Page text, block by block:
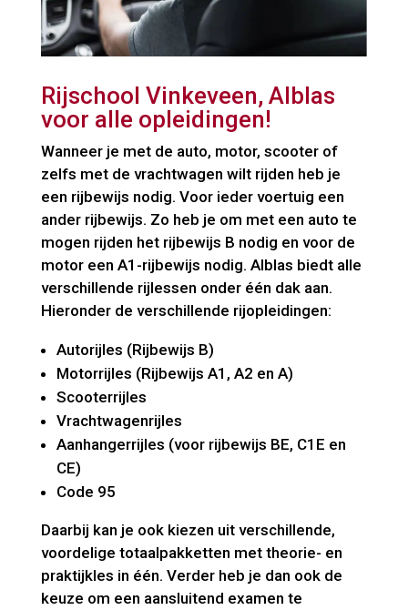
Rijschool Vinkeveen, Alblas
voor alle opleidingen!
Wanneer je met de auto, motor, scooter of
zelfs met de vrachtwagen wilt rijden heb je
een rijbewijs nodig. Voor ieder voertuig een
ander rijbewijs. Zo heb je om met een auto te
mogen rijden het rijbewijs B nodig en voor de
motor een A1-rijbewijs nodig. Alblas biedt alle
verschillende rijlessen onder één dak aan.
Hieronder de verschillende rijopleidingen:
Autorijles (Rijbewijs B)
Motorrijles (Rijbewijs A1, A2 en A)
Scooterrijles
Vrachtwagenrijles
Aanhangerrijles (voor rijbewijs BE, C1E en
CE)
Code 95
Daarbij kan je ook kiezen uit verschillende,
voordelige totaalpakketten met theorie- en
praktijkles in één. Verder heb je dan ook de
keuze om een aansluitend examen te